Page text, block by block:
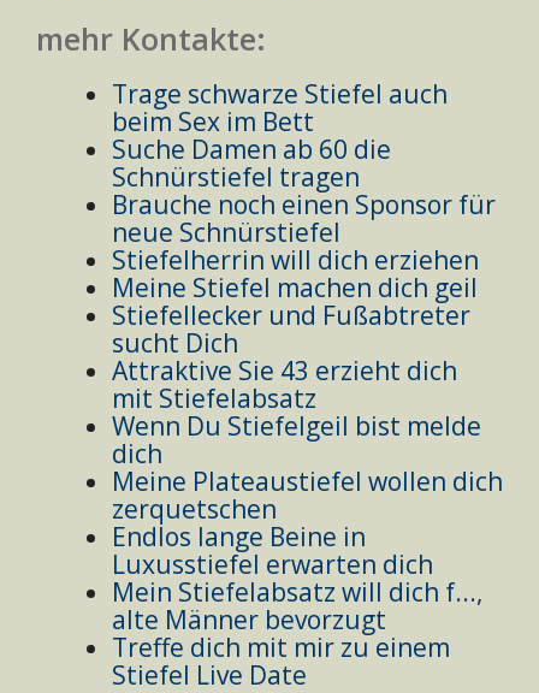
mehr Kontakte:
Trage schwarze Stiefel auch
beim Sex im Bett
Suche Damen ab 60 die
Schnürstiefel tragen
Brauche noch einen Sponsor für
neue Schnürstiefel
Stiefelherrin will dich erziehen
Meine Stiefel machen dich geil
Stiefellecker und Fußabtreter
sucht Dich
Attraktive Sie 43 erzieht dich
mit Stiefelabsatz
Wenn Du Stiefelgeil bist melde
dich
Meine Plateaustiefel wollen dich
zerquetschen
Endlos lange Beine in
Luxusstiefel erwarten dich
Mein Stiefelabsatz will dich f...,
alte Männer bevorzugt
Treffe dich mit mir zu einem
Stiefel Live Date